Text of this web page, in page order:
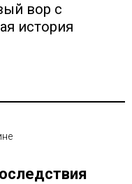
вор с
история